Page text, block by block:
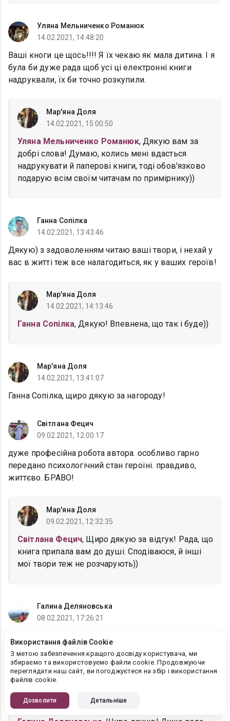
Уляна Мельниченко Романюк
14.02.2021, 14:48:20
Ваші кноги це щось!!!! Я їх чекаю як мала дитина. І я
була би дуже рада щоб усі ці електронні книги
надруквали, їх би точно розкупили.
Мар'яна Доля
14.02.2021, 15:00:50
Уляна Мельниченко Романюк, Дякую вам за
добрі слова! Думаю, колись мені вдасться
надрукувати й паперові книги, тоді обов'язково
подарую всім своїм читачам по примірнику))
Ганна Сопілка
14.02.2021, 13:43:46
Дякую) з задоволенням читаю ваші твори, і нехай у
вас в житті теж все налагодиться, як у ваших героїв!
Мар'яна Доля
14.02.2021, 14:13:46
Ганна Сопілка, Дякую! Впевнена, що так і буде))
Мар'яна Доля
14.02.2021, 13:41:07
Ганна Сопілка, щиро дякую за нагороду!
Світлана Фецич
09.02.2021, 12:00:17
дуже професійна робота автора. особливо гарно
передано психологічний стан героїні. правдиво,
життєво. БРАВО!
Мар'яна Доля
09.02.2021, 12:32:35
Світлана Фецич, Щиро дякую за відгук! Рада, що
книга припала вам до душі. Сподіваюся, й інші
мої твори теж не розчарують))
Галина Деляновська
08.02.2021, 17:26:21
кінця,щасливе завершення!Бажаю автору творчого
натхнення,здоров'я і успіхів!
Мар'яна Доля
08.02.2021, 17:31:10
Використання файлів Cookie
З метою забезпечення кращого досвіду користувача, ми
збираємо та використовуємо файли cookie. Продовжуючи
переглядати наш сайт, ви погоджуєтеся на збір і використання
файлів cookie.
Дозволити Детальніше